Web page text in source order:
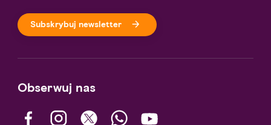
Subskrybuj newsletter
Obserwuj nas